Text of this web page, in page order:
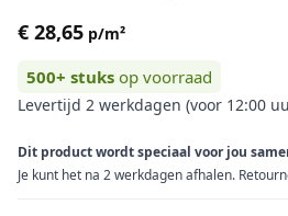
€ 28,65 p/m²
500+ stuks op voorraad
Levertijd 2 werkdagen (voor 12:00
Dit product wordt speciaal voor jou
Je kunt het na 2 werkdagen afhalen.